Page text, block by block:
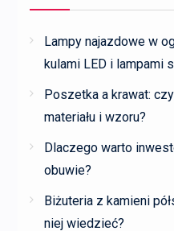
Lampy najazdowe w
kulami LED i lampami
Poszetka a krawat:
materiału i wzoru?
Dlaczego warto
obuwie?
Biżuteria z kamieni
niej wiedzieć?